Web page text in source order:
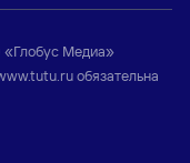
Медиа»
обязательна